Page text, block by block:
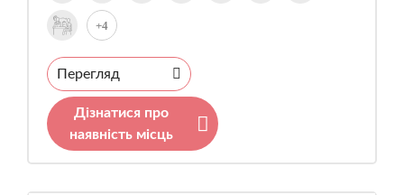
+4
Перегляд
Дізнатися про
наявність місць